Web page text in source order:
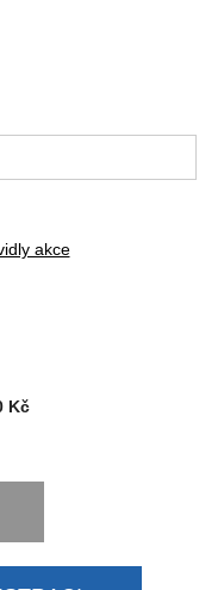
akce
Kč